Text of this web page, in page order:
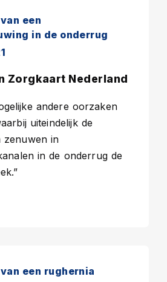
een
in de onderrug
Zorgkaart Nederland
andere oorzaken
uiteindelijk de
zenuwen in
in de onderrug de
een rughernia